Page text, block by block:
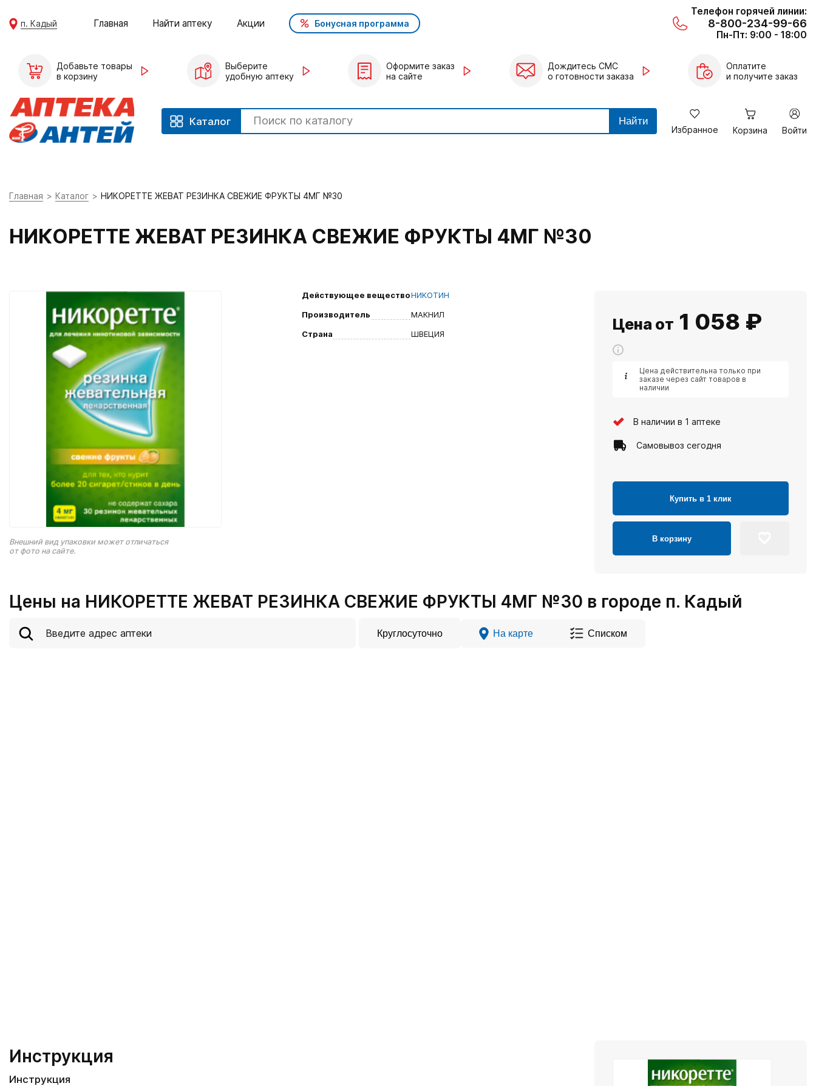
п. Кадый Главная Найти аптеку Акции Бонусная программа
Телефон горячей линии:
8-800-234-99-66
Пн-Пт: 9:00 - 18:00
Добавьте товары
в корзину
Выберите
удобную аптеку
Оформите заказ
на сайте
Дождитесь СМС
о готовности заказа
Оплатите
и получите заказ
Каталог Найти
Избранное Корзина Войти
Главная Каталог НИКОРЕТТЕ ЖЕВАТ РЕЗИНКА СВЕЖИЕ ФРУКТЫ 4МГ №30
НИКОРЕТТЕ ЖЕВАТ РЕЗИНКА СВЕЖИЕ ФРУКТЫ 4МГ №30
Внешний вид упаковки может отличаться
от фото на сайте.
Действующее веществоНИКОТИН
Производитель
МАКНИЛ
Страна
ШВЕЦИЯ
Цена от 1 058 ₽
Цена действительна только при
заказе через сайт товаров в
наличии
В наличии в 1 аптеке
Самовывоз сегодня
Купить в 1 клик
В корзину
Цены на НИКОРЕТТЕ ЖЕВАТ РЕЗИНКА СВЕЖИЕ ФРУКТЫ 4МГ №30 в городе п. Кадый
Круглосуточно На карте Списком
Инструкция
Инструкция